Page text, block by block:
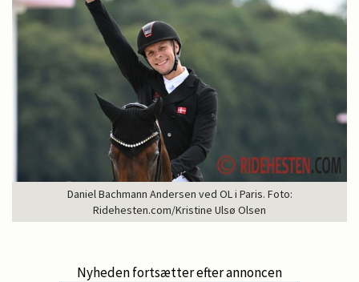
Daniel Bachmann Andersen ved OL i Paris. Foto:
Ridehesten.com/Kristine Ulsø Olsen
Nyheden fortsætter efter annoncen